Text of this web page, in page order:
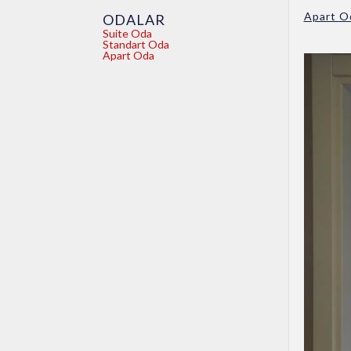
Apart
ODALAR
Suite Oda
Standart Oda
Apart Oda